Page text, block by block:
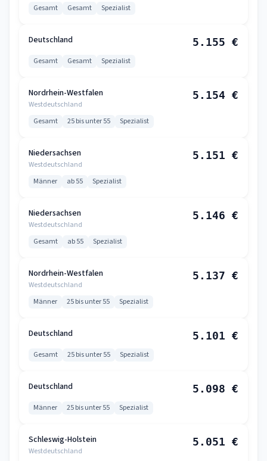
Gesamt Gesamt Spezialist
Deutschland 5.155 €
Gesamt Gesamt Spezialist
Nordrhein-Westfalen
Westdeutschland
5.154 €
Gesamt 25 bis unter 55 Spezialist
Niedersachsen
Westdeutschland
5.151 €
Männer ab 55 Spezialist
Niedersachsen
Westdeutschland
5.146 €
Gesamt ab 55 Spezialist
Nordrhein-Westfalen
Westdeutschland
5.137 €
Männer 25 bis unter 55 Spezialist
Deutschland 5.101 €
Gesamt 25 bis unter 55 Spezialist
Deutschland 5.098 €
Männer 25 bis unter 55 Spezialist
Schleswig-Holstein
Westdeutschland
5.051 €